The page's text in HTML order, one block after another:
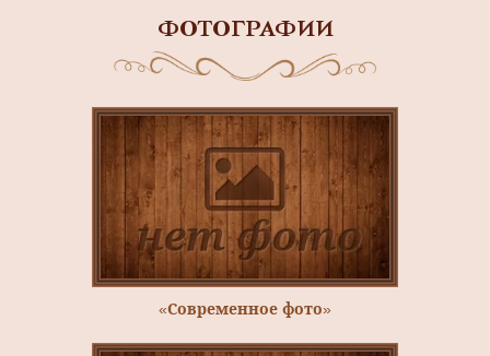
ФОТОГРАФИИ
«Современное фото»